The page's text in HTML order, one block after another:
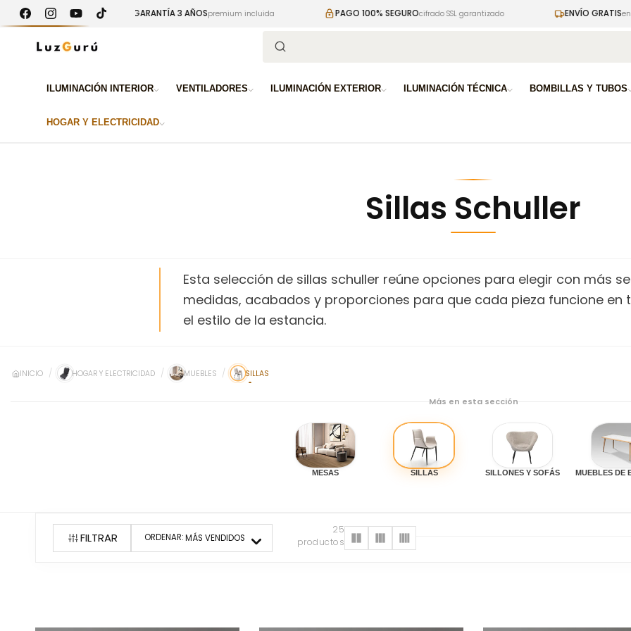
directamente
al contenido
FacebookInstagramYouTubeTikTok
GARANTÍA 3 AÑOSpremium incluida PAGO 100% SEGUROcifrado SSL garantizado ENVÍO GRATISen pedidos
Búsqueda
ILUMINACIÓN INTERIOR VENTILADORES ILUMINACIÓN EXTERIOR ILUMINACIÓN TÉCNICA BOMBILLAS Y TUBOS
HOGAR Y ELECTRICIDAD
Sillas Schuller
Esta selección de sillas schuller reúne opciones para elegir con más
medidas, acabados y proporciones para que cada pieza funcione en
el estilo de la estancia.
INICIO HOGAR Y ELECTRICIDAD MUEBLES SILLAS
Más en esta sección
MESAS SILLAS SILLONES Y SOFÁS MUEBLES DE
FILTRAR ORDENAR:MÁS VENDIDOS
25
productos